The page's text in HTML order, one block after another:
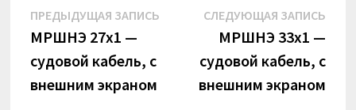
Навигация
по
записям
ПРЕДЫДУЩАЯ ЗАПИСЬ Предыдущая
МРШНЭ 27х1 —
судовой кабель, с
внешним экраном
СЛЕДУЮЩАЯ ЗАПИСЬ
МРШНЭ 33х1 —
судовой кабель, с
внешним экраном